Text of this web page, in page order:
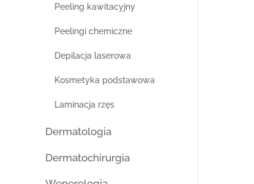
Peeling kawitacyjny
Peelingi chemiczne
Depilacja laserowa
Kosmetyka podstawowa
Laminacja rzęs
Dermatologia
Dermatochirurgia